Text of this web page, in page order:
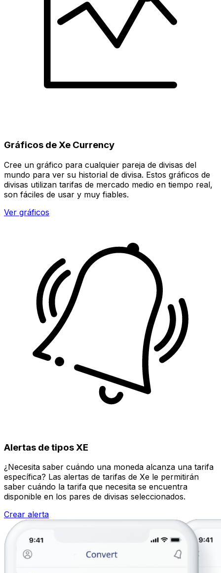
Gráficos de Xe Currency
Cree un gráfico para cualquier pareja de divisas del
mundo para ver su historial de divisa. Estos gráficos de
divisas utilizan tarifas de mercado medio en tiempo real,
son fáciles de usar y muy fiables.
Ver gráficos
Alertas de tipos XE
¿Necesita saber cuándo una moneda alcanza una tarifa
específica? Las alertas de tarifas de Xe le permitirán
saber cuándo la tarifa que necesita se encuentra
disponible en los pares de divisas seleccionados.
Crear alerta